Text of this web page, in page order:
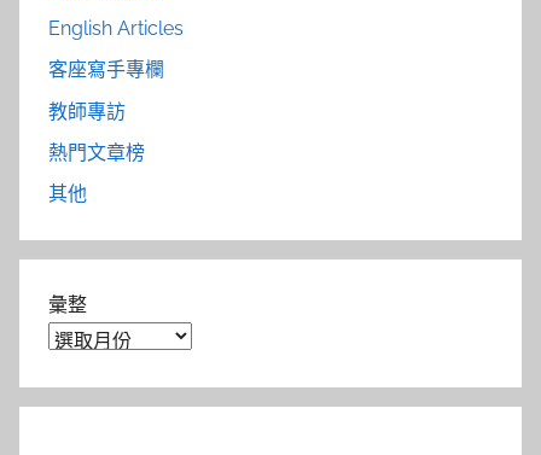
English Articles
客座寫手專欄
教師專訪
熱門文章榜
其他
彙整